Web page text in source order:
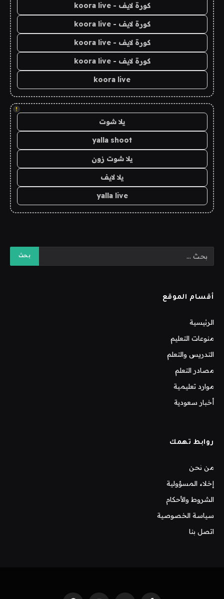
كورة لايف - koora live
كورة لايف - koora live
كورة لايف - koora live
كورة لايف - koora live
koora live
!
يلا شوت
yalla shoot
يلا شوت زون
يلا لايف
yalla live
أقسام الموقع
الرئيسية
منوعات التعليم
التدريس والتعلم
مصادر التعلم
موارد تعليمية
أخبار سعودية
روابط تهمك
من نحن
إخلاء المسؤولية
الشروط والأحكام
سياسة الخصوصية
اتصل بنا